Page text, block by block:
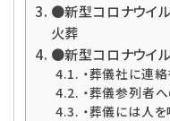
●新型コロナウイ
火葬
●新型コロナウイ
・葬儀社に連
・葬儀参列者
・葬儀には人